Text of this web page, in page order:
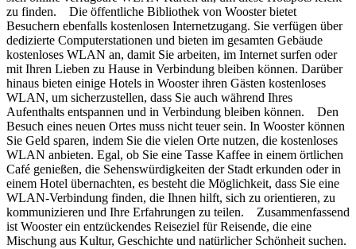
zu finden. Die öffentliche Bibliothek von Wooster bietet
Besuchern ebenfalls kostenlosen Internetzugang. Sie verfügen über
dedizierte Computerstationen und bieten im gesamten Gebäude
kostenloses WLAN an, damit Sie arbeiten, im Internet surfen oder
mit Ihren Lieben zu Hause in Verbindung bleiben können. Darüber
hinaus bieten einige Hotels in Wooster ihren Gästen kostenloses
WLAN, um sicherzustellen, dass Sie auch während Ihres
Aufenthalts entspannen und in Verbindung bleiben können. Den
Besuch eines neuen Ortes muss nicht teuer sein. In Wooster können
Sie Geld sparen, indem Sie die vielen Orte nutzen, die kostenloses
WLAN anbieten. Egal, ob Sie eine Tasse Kaffee in einem örtlichen
Café genießen, die Sehenswürdigkeiten der Stadt erkunden oder in
einem Hotel übernachten, es besteht die Möglichkeit, dass Sie eine
WLAN-Verbindung finden, die Ihnen hilft, sich zu orientieren, zu
kommunizieren und Ihre Erfahrungen zu teilen. Zusammenfassend
ist Wooster ein entzückendes Reiseziel für Reisende, die eine
Mischung aus Kultur, Geschichte und natürlicher Schönheit suchen.